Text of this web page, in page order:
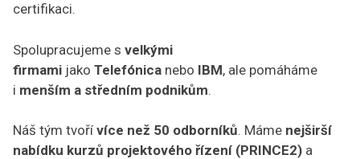
certifikaci.
Spolupracujeme s velkými
firmamijako Telefónicanebo IBM, ale pomáháme
i menším a středním podnikům.
Náš tým tvoří více než 50 odborníků. Máme nejširší
nabídku kurzů projektového řízení (PRINCE2)a